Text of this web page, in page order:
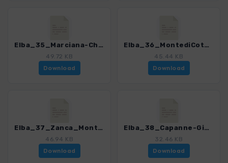
Elba_35_Marciana-Chiessi_4482_5.gpx
49.72 KB
Download
Elba_36_MontediCote_4482_5.gpx
45.44 KB
Download
Elba_37_Zanca_Monte_Giove_4482_5.gpx
46.94 KB
Download
Elba_38_Capanne-Giove_4482_5.gpx
32.46 KB
Download